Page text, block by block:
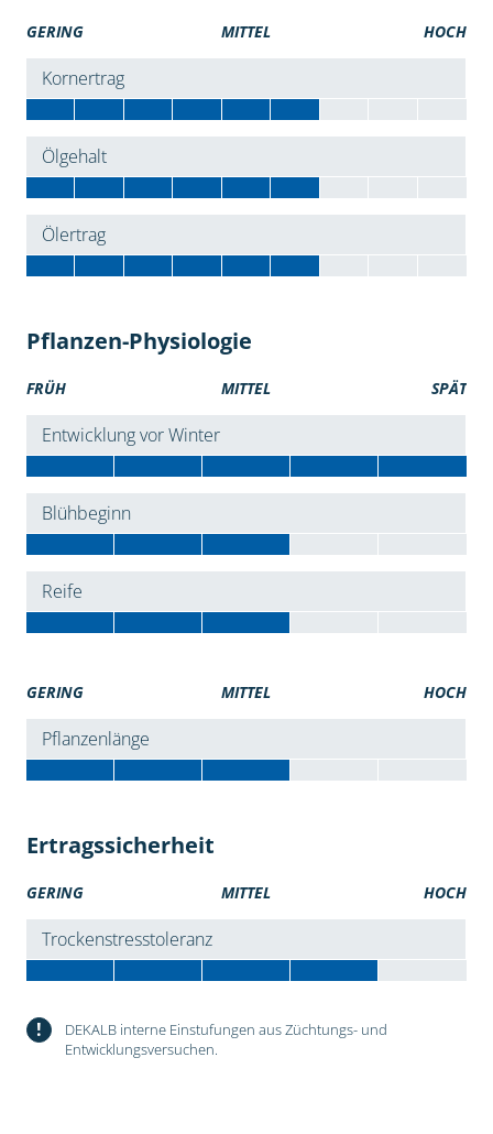
GERING MITTEL HOCH
Kornertrag
Ölgehalt
Ölertrag
Pflanzen-Physiologie
FRÜH MITTEL SPÄT
Entwicklung vor Winter
Blühbeginn
Reife
GERING MITTEL HOCH
Pflanzenlänge
Ertragssicherheit
GERING MITTEL HOCH
Trockenstresstoleranz
!
DEKALB interne Einstufungen aus Züchtungs- und
Entwicklungsversuchen.